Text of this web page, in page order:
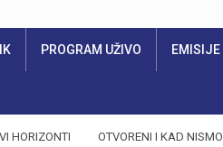
PROGRAM UŽIVO EMISIJE
HORIZONTI OTVORENI I KAD NISMO